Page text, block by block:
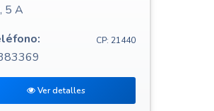
5 A
CP: 21440
Ver detalles